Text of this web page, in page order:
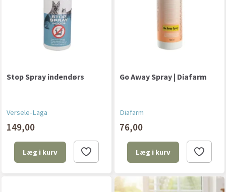
Stop Spray indendørs
Versele-Laga
149,00
Læg i kurv
Go Away Spray | Diafarm
Diafarm
76,00
Læg i kurv